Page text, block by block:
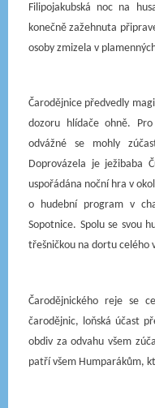
Filipojakubská noc na
konečně zažehnuta
osoby zmizela v
Čarodějnice předvedly
dozoru hlídače ohně.
odvážné se mohly
Doprovázela je ježibaba
uspořádána noční hra v
o hudební program v
Sopotnice. Spolu se svou
třešničkou na dortu celého
Čarodějnického reje se
čarodějnic, loňská účast
obdiv za odvahu všem
patří všem Humparákům,